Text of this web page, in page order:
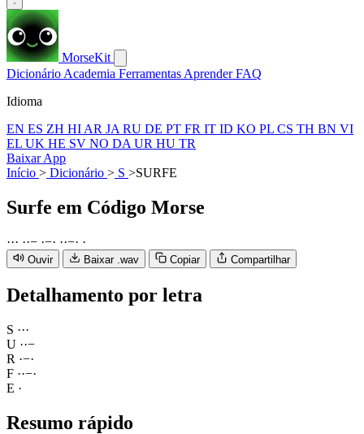
MorseKit
Dicionário Academia Ferramentas AprenderFAQ
Idioma
EN ES ZH HI AR JA RU DE PT FR IT ID KO PL CS TH BN VI
EL UK HE SV NO DA UR HU TR
Baixar App
Início > Dicionário > S >SURFE
Surfe em Código Morse
··· ··− ·−· ··−· ·
Ouvir Baixar .wav Copiar Compartilhar
Detalhamento por letra
S ···
U ··−
R ·−·
F ··−·
E ·
Resumo rápido